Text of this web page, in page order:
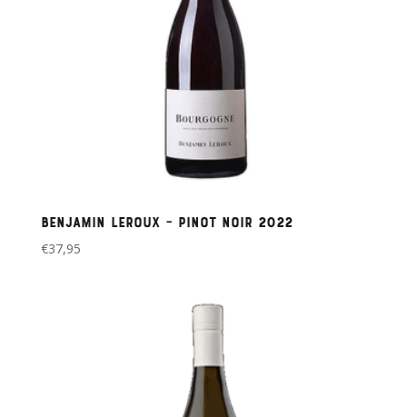
Benjamin Leroux – Pinot noir 2022
€37,95